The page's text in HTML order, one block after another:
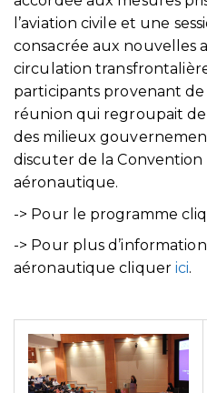
l’aviation civile et une
consacrée aux nouvelles
circulation
participants provenant
réunion qui regroupait
des milieux
discuter de la
aéronautique.
-> Pour le programme
-> Pour plus
aéronautique cliquerici.